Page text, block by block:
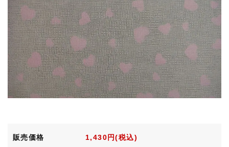
販売価格 1,430円(税込)